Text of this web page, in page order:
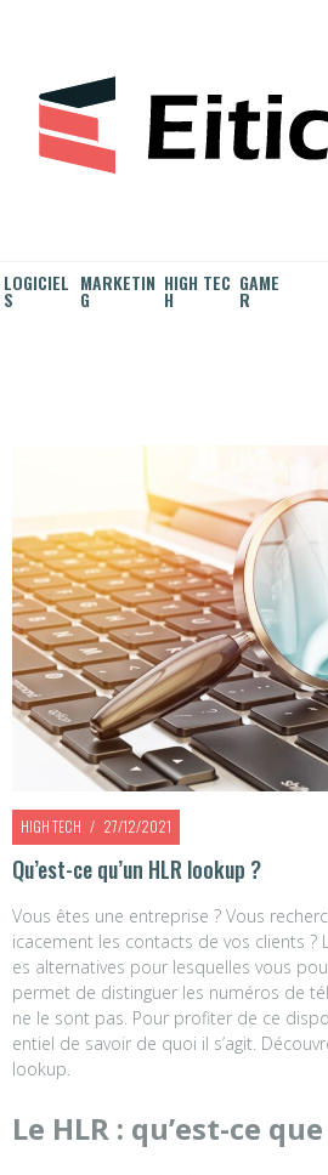
nLOGICIEL
S
MARKETIN
G
HIGH TEC
H
GAME
R
HIGH TECH 27/12/2021
Qu’est-ce qu’un HLR lookup ?
Vous êtes une entreprise ? Vous
icacement les contacts de vos clients ?
es alternatives pour lesquelles vous
permet de distinguer les numéros de
ne le sont pas. Pour profiter de ce
entiel de savoir de quoi il s’agit.
lookup.
Le HLR : qu’est-ce que